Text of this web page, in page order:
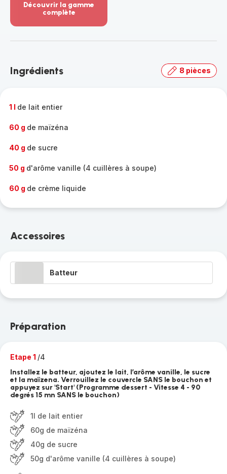
Découvrir la gamme
complète
-
gamme
Ingrédients 8 pièces
1 l de lait entier
60 g de maïzéna
40 g de sucre
50 g d'arôme vanille (4 cuillères à soupe)
60 g de crème liquide
Accessoires
Batteur
Préparation
Etape 1 /4
Installez le batteur, ajoutez le lait, l’arôme vanille, le sucre
et la maïzena. Verrouillez le couvercle SANS le bouchon et
appuyez sur 'Start' (Programme dessert - Vitesse 4 - 90
degrés 15 mn SANS le bouchon)
1l de lait entier
60g de maïzéna
40g de sucre
50g d'arôme vanille (4 cuillères à soupe)